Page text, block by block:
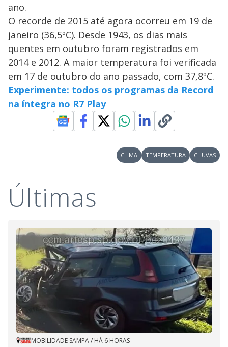
ano.
O recorde de 2015 até agora ocorreu em 19 de
janeiro (36,5ºC). Desde 1943, os dias mais
quentes em outubro foram registrados em
2014 e 2012. A maior temperatura foi verificada
em 17 de outubro do ano passado, com 37,8ºC.
Experimente: todos os programas da Record
na íntegra no R7 Play
CLIMA TEMPERATURA CHUVAS
Últimas
MOBILIDADE SAMPA/ HÁ 6 HORAS